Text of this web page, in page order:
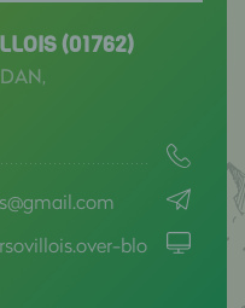
(01762)
blo